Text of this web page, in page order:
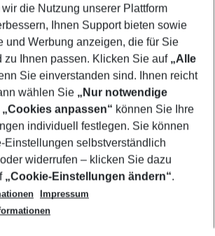
Filter anzeigen
ändern
die Nutzung unserer Plattform
Ihnen Support bieten sowie
und Werbung anzeigen, die für Sie
zu Ihnen passen. Klicken Sie auf „Alle
Sie einverstanden sind. Ihnen reicht
wählen Sie „Nur notwendige
„Cookies anpassen“ können Sie Ihre
individuell festlegen. Sie können
Einstellungen selbstverständlich
widerrufen – klicken Sie dazu
„Cookie-Einstellungen ändern“.
Impressum